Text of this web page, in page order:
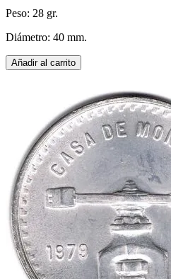
Peso: 28 gr.
Diámetro: 40 mm.
Añadir al carrito